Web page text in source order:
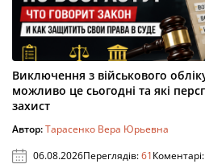
Виключення з військового
можливо це сьогодні та які
захист
Автор:Тарасенко Вера Юрьевна
06.08.2026Переглядів:61Коментарі: